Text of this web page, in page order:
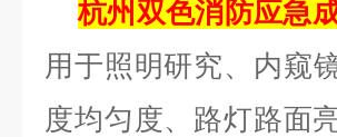
杭州双色消防应急
用于照明研究、 内窥
度均匀度、路灯路面